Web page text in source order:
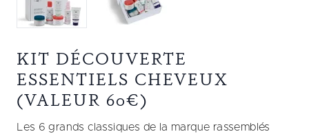
KIT DÉCOUVERTE
ESSENTIELS CHEVEUX
(VALEUR 60€)
Les 6 grands classiques de la marque rassemblés